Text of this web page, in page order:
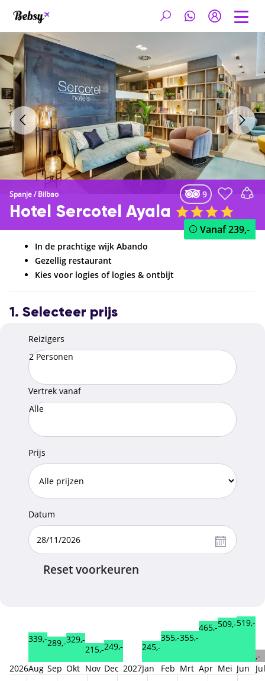
Spanje/Bilbao 9
Hotel Sercotel Ayala
Vanaf239,-
In de prachtige wijk Abando
Gezellig restaurant
Kies voor logies of logies & ontbijt
1. Selecteer prijs
Reizigers
2 Personen
Vertrek vanaf
Alle
Prijs
Datum
Reset voorkeuren
2026
339,-
Aug
289,-
Sep
329,-
Okt
215,-
Nov
249,-
Dec 2027
245,-
Jan
355,-
Feb
355,-
Mrt
465,-
Apr
509,-
Mei
519,-
Jun
,-
Jul